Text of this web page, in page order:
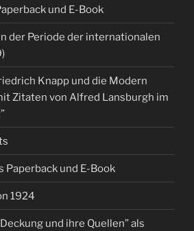
und E-Book
der Periode der internationalen
Knapp und die Modern
Zitaten von Alfred Lansburgh im
Paperback und E-Book
1924
und ihre Quellen” als